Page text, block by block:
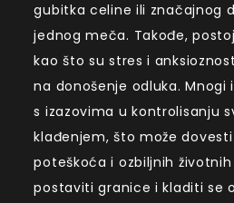
gubitka celine ili značajnog
jednog meča. Takođe,
kao što su stres i
na donošenje odluka. Mnogi
s izazovima u kontrolisanju
klađenjem, što može
poteškoća i ozbiljnih
postaviti granice i kladiti se